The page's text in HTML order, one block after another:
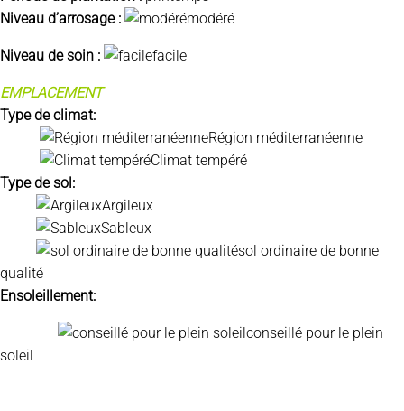
Niveau d’arrosage :
modéré
Niveau de soin : facile
EMPLACEMENT
Type de climat:
Région méditerranéenne
Climat tempéré
Type de sol:
Argileux
Sableux
sol ordinaire de bonne
qualité
Ensoleillement:
conseillé pour le plein
soleil